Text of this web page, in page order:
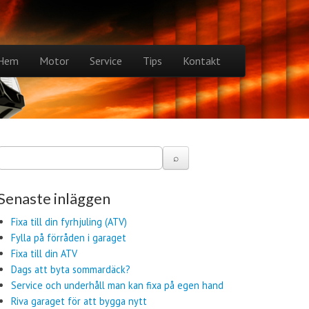
menuMotor Service Tips Kontakt
inläggen
Fixa till din fyrhjuling (ATV)
Fylla på förråden i garaget
Fixa till din ATV
Dags att byta sommardäck?
Service och underhåll man kan fixa på egen hand
Riva garaget för att bygga nytt